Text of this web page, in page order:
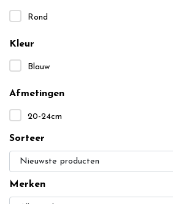
Rond
Kleur
Blauw
Afmetingen
20-24cm
Sorteer
Merken